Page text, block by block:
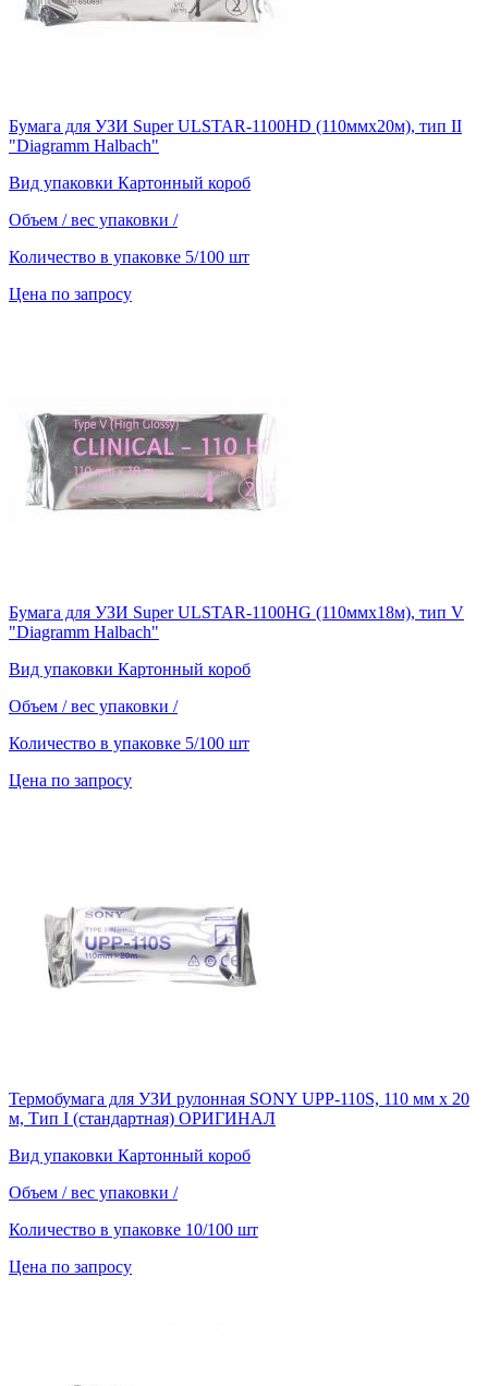
Бумага для УЗИ Super ULSTAR-1100HD (110ммх20м), тип II
"Diagramm Halbach"
Вид упаковки Картонный короб
Объем / вес упаковки /
Количество в упаковке 5/100 шт
Цена по запросу
Бумага для УЗИ Super ULSTAR-1100HG (110ммх18м), тип V
"Diagramm Halbach"
Вид упаковки Картонный короб
Объем / вес упаковки /
Количество в упаковке 5/100 шт
Цена по запросу
Термобумага для УЗИ рулонная SONY UPP-110S, 110 мм х 20
м, Тип I (стандартная) ОРИГИНАЛ
Вид упаковки Картонный короб
Объем / вес упаковки /
Количество в упаковке 10/100 шт
Цена по запросу